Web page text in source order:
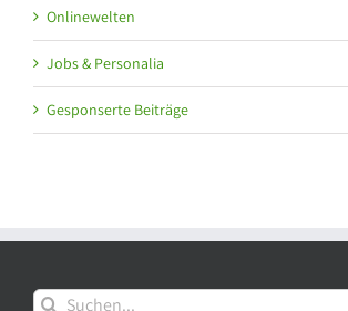
Onlinewelten
Jobs & Personalia
Gesponserte Beiträge
Suche